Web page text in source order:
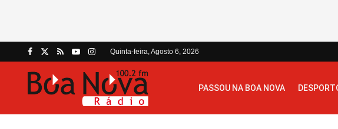
Quinta-feira, Agosto 6, 2026
PASSOU NA BOA NOVA